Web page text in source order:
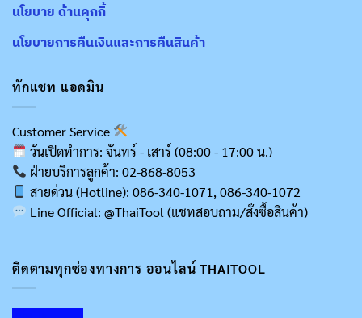
นโยบาย ด้านคุกกี้
นโยบายการคืนเงินและการคืนสินค้า
ทักแชท แอดมิน
Customer Service
วันเปิดทำการ: จันทร์ - เสาร์ (08:00 - 17:00 น.)
ฝ่ายบริการลูกค้า: 02-868-8053
สายด่วน (Hotline): 086-340-1071, 086-340-1072
Line Official: @ThaiTool (แชทสอบถาม/สั่งซื้อสินค้า)
ติดตามทุกช่องทางการ ออนไลน์ THAITOOL